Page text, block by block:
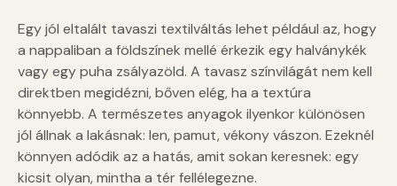
Egy jól eltalált tavaszi textilváltás lehet például az, hogy
a nappaliban a földszínek mellé érkezik egy halványkék
vagy egy puha zsályazöld. A tavasz színvilágát nem kell
direktben megidézni, bőven elég, ha a textúra
könnyebb. A természetes anyagok ilyenkor különösen
jól állnak a lakásnak: len, pamut, vékony vászon. Ezeknél
könnyen adódik az a hatás, amit sokan keresnek: egy
kicsit olyan, mintha a tér fellélegezne.